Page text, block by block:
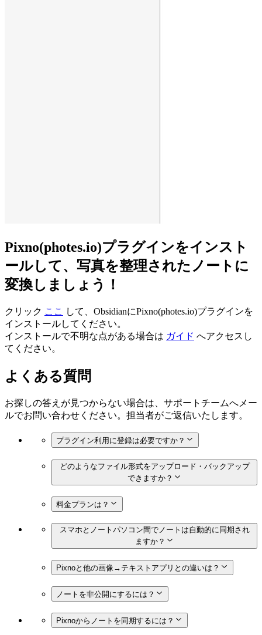
Pixno(photes.io)プラグインをインスト
ールして、写真を整理されたノートに
変換しましょう！
クリック ここ
して、ObsidianにPixno(photes.io)プラグインを
インストールしてください。
インストールで不明な点がある場合は ガイド へアクセスし
てください。
よくある質問
お探しの答えが見つからない場合は、サポートチームへメー
ルでお問い合わせください。担当者がご返信いたします。
プラグイン利用に登録は必要ですか？
どのようなファイル形式をアップロード・バックアップ
できますか？
料金プランは？
スマホとノートパソコン間でノートは自動的に同期され
ますか？
Pixnoと他の画像→テキストアプリとの違いは？
ノートを非公開にするには？
Pixnoからノートを同期するには？